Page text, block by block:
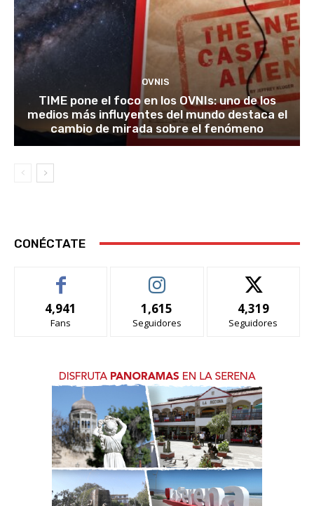
OVNIS
TIME pone el foco en los OVNIs: uno de los
medios más influyentes del mundo destaca el
cambio de mirada sobre el fenómeno
CONÉCTATE
4,941
Fans
1,615
Seguidores
4,319
Seguidores